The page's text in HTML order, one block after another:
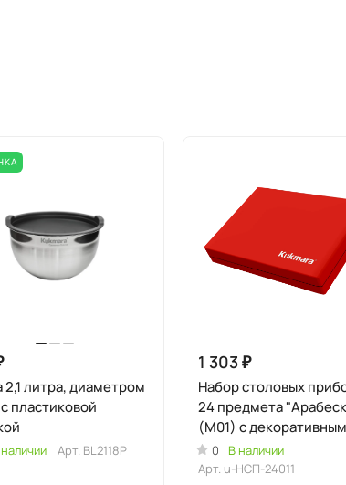
2,1 литра, диаметром
пластиковой
Арт. BL2118P
1 303 ₽
Набор столовых
24 предмета
(М01) с декоративным
покрытием (Уцененный
товар)
0
В наличии
Арт. u-НСП-24011